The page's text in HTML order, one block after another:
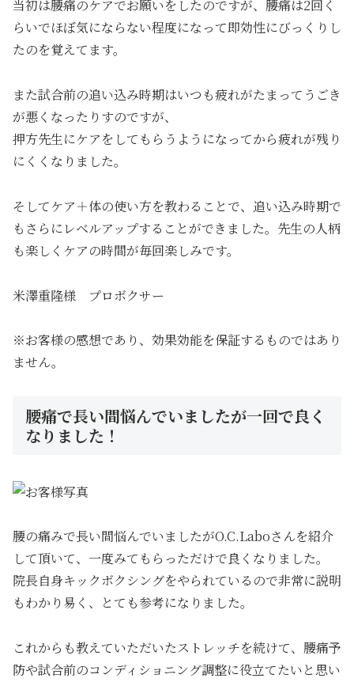
当初は腰痛のケアでお願いをしたのですが、腰痛は2回く
らいでほぼ気にならない程度になって即効性にびっくりし
たのを覚えてます。
また試合前の追い込み時期はいつも疲れがたまってうごき
が悪くなったりすのですが、
押方先生にケアをしてもらうようになってから疲れが残り
にくくなりました。
そしてケア＋体の使い方を教わることで、追い込み時期で
もさらにレベルアップすることができました。先生の人柄
も楽しくケアの時間が毎回楽しみです。
米澤重隆様 プロボクサー
※お客様の感想であり、効果効能を保証するものではあり
ません。
腰痛で長い間悩んでいましたが一回で良く
なりました！
腰の痛みで長い間悩んでいましたがO.C.Laboさんを紹介
して頂いて、一度みてもらっただけで良くなりました。
院長自身キックボクシングをやられているので非常に説明
もわかり易く、とても参考になりました。
これからも教えていただいたストレッチを続けて、腰痛予
防や試合前のコンディショニング調整に役立てたいと思い